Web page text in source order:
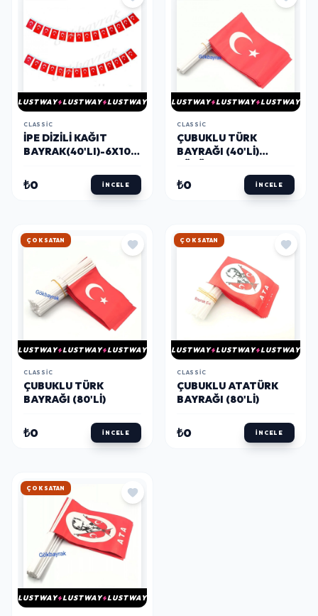
LUSTWAY LUSTWAY LUSTWAY
CLASSIC
İPE DIZILI KAĞIT
BAYRAK(40'LI)-6X10
₺0 İNCELE
LUSTWAY LUSTWAY LUSTWAY
CLASSIC
ÇUBUKLU TÜRK
BAYRAĞI (40'LI)
₺0 İNCELE
ÇOK SATAN
LUSTWAY LUSTWAY LUSTWAY
CLASSIC
ÇUBUKLU TÜRK
BAYRAĞI (80'LI)
₺0 İNCELE
ÇOK SATAN
LUSTWAY LUSTWAY LUSTWAY
CLASSIC
ÇUBUKLU ATATÜRK
BAYRAĞI (80'LI)
₺0 İNCELE
ÇOK SATAN
LUSTWAY LUSTWAY LUSTWAY